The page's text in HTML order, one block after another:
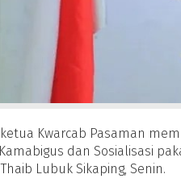
Kwarcab Pasaman
dan Sosialisasi
Lubuk Sikaping, Senin.